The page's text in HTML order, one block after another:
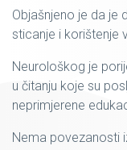
Objašnjeno je da je
sticanje i korištenje
Neurološkog je
u čitanju koje su
neprimjerene
Nema povezanosti